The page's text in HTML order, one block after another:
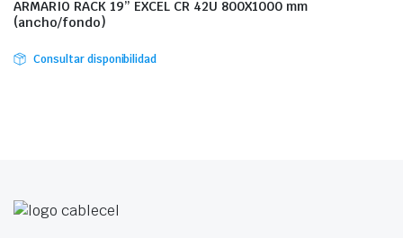
ARMARIO RACK 19” EXCEL CR 42U 800X1000 mm
(ancho/fondo)
Consultar disponibilidad